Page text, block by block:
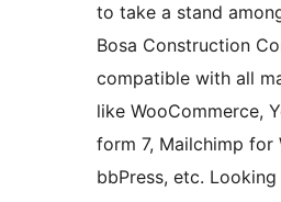
to take a stand
Bosa Construction
compatible with all
like WooCommerce,
form 7, Mailchimp for
bbPress, etc.